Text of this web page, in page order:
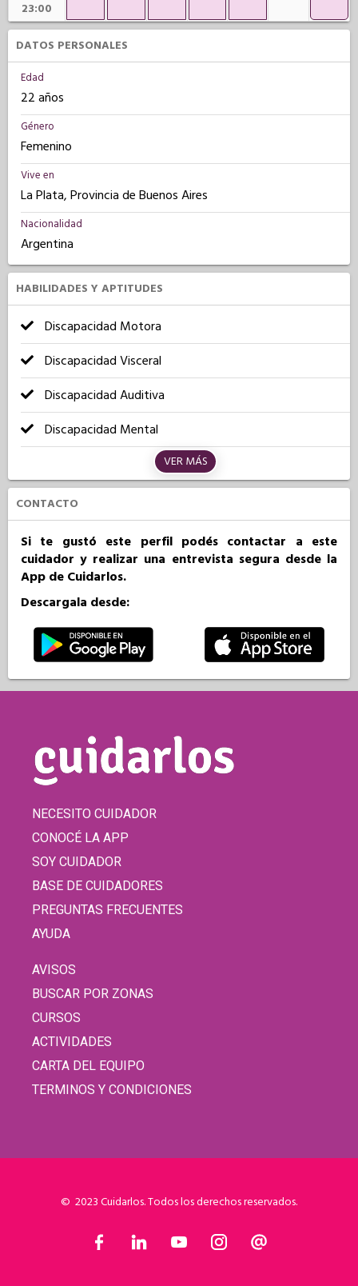
23:00
DATOS PERSONALES
Edad
22 años
Género
Femenino
Vive en
La Plata, Provincia de Buenos Aires
Nacionalidad
Argentina
HABILIDADES Y APTITUDES
Discapacidad Motora
Discapacidad Visceral
Discapacidad Auditiva
Discapacidad Mental
VER MÁS
CONTACTO
Si te gustó este perfil podés contactar a este
cuidador y realizar una entrevista segura desde la
App de Cuidarlos.
Descargala desde:
NECESITO CUIDADOR
CONOCÉ LA APP
SOY CUIDADOR
BASE DE CUIDADORES
PREGUNTAS FRECUENTES
AYUDA
AVISOS
BUSCAR POR ZONAS
CURSOS
ACTIVIDADES
CARTA DEL EQUIPO
TERMINOS Y CONDICIONES
© 2023 Cuidarlos. Todos los derechos reservados.